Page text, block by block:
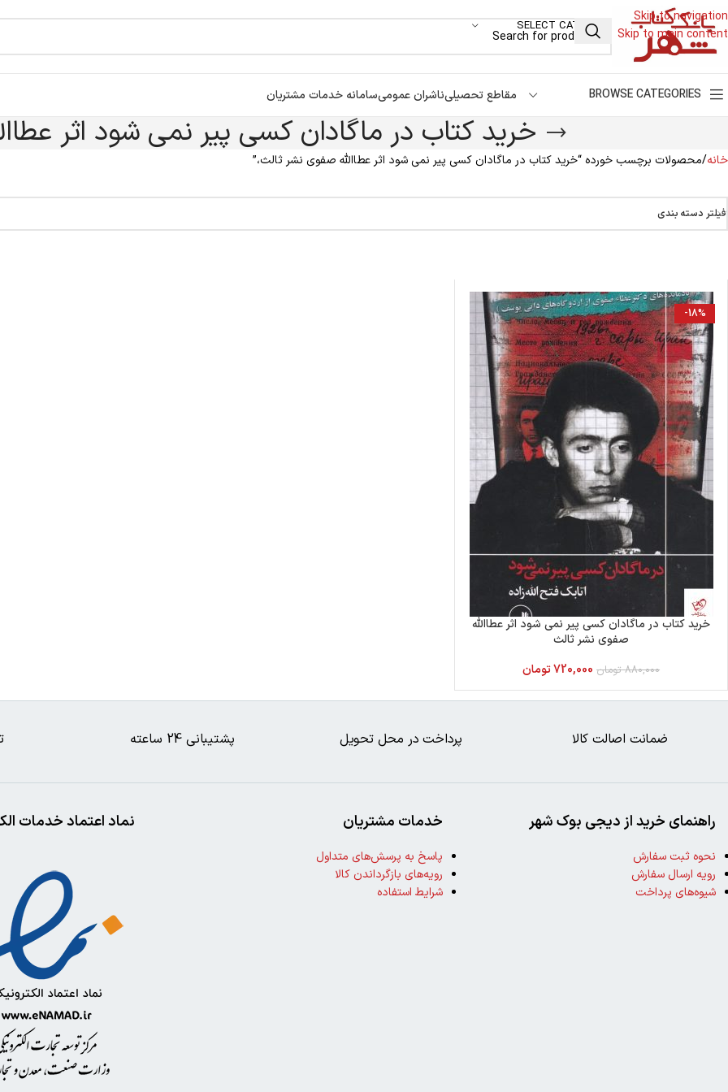
Skip to navigation
Skip to main content
SELECT CATEGORY
BROWSE CATEGORIES مقاطع تحصیلیناشران عمومیسامانه خدمات مشتریان
خرید کتاب در ماگادان کسی پیر نمی شود اثر
خانه محصولات برچسب خورده “خرید کتاب در ماگادان کسی پیر نمی شود اثر عطاالله صفوی نشر ثالث،”
فیلتر دسته بندی
-18%
خرید کتاب در ماگادان کسی پیر نمی شود اثر عطاالله
صفوی نشر ثالث
880,000 تومان 720,000تومان
ضمانت اصالت کالا پرداخت در محل تحویل پشتیبانی 24 ساعته
نماد اعتماد خدمات خدمات مشتریان
پاسخ به پرسش‌های متداول
رویه‌های بازگرداندن کالا
شرایط استفاده
راهنمای خرید از دیجی بوک شهر
نحوه ثبت سفارش
رویه ارسال سفارش
شیوه‌های پرداخت